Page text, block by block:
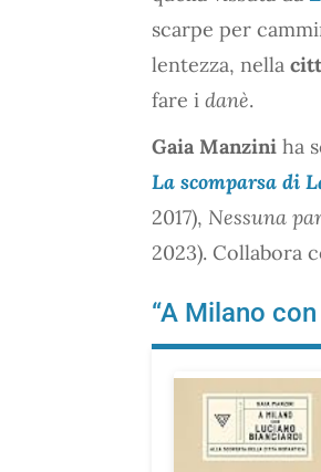
scarpe per
lentezza, nella
fare i danè.
Gaia Manzini ha
La scomparsa di
2017), Nessuna
2023). Collabora
“A Milano